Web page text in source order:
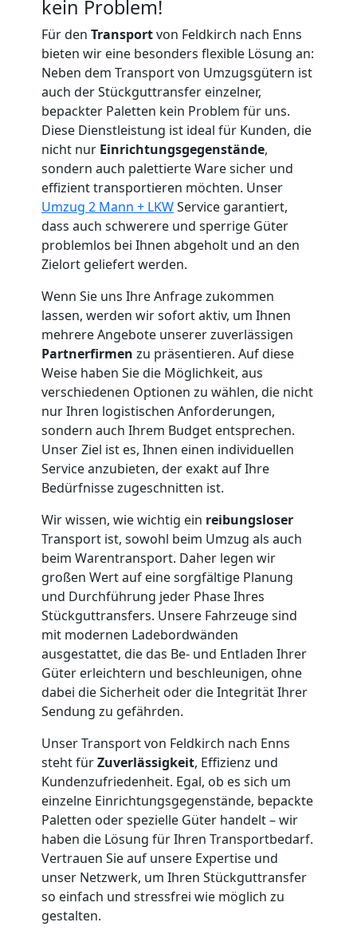
kein Problem!
Für den Transportvon Feldkirch nach Enns
bieten wir eine besonders flexible Lösung an:
Neben dem Transport von Umzugsgütern ist
auch der Stückguttransfer einzelner,
bepackter Paletten kein Problem für uns.
Diese Dienstleistung ist ideal für Kunden, die
nicht nur Einrichtungsgegenstände,
sondern auch palettierte Ware sicher und
effizient transportieren möchten. Unser
Umzug 2 Mann + LKWService garantiert,
dass auch schwerere und sperrige Güter
problemlos bei Ihnen abgeholt und an den
Zielort geliefert werden.
Wenn Sie uns Ihre Anfrage zukommen
lassen, werden wir sofort aktiv, um Ihnen
mehrere Angebote unserer zuverlässigen
Partnerfirmen zu präsentieren. Auf diese
Weise haben Sie die Möglichkeit, aus
verschiedenen Optionen zu wählen, die nicht
nur Ihren logistischen Anforderungen,
sondern auch Ihrem Budget entsprechen.
Unser Ziel ist es, Ihnen einen individuellen
Service anzubieten, der exakt auf Ihre
Bedürfnisse zugeschnitten ist.
Wir wissen, wie wichtig ein reibungsloser
Transport ist, sowohl beim Umzug als auch
beim Warentransport. Daher legen wir
großen Wert auf eine sorgfältige Planung
und Durchführung jeder Phase Ihres
Stückguttransfers. Unsere Fahrzeuge sind
mit modernen Ladebordwänden
ausgestattet, die das Be- und Entladen Ihrer
Güter erleichtern und beschleunigen, ohne
dabei die Sicherheit oder die Integrität Ihrer
Sendung zu gefährden.
Unser Transport von Feldkirch nach Enns
steht fürZuverlässigkeit, Effizienz und
Kundenzufriedenheit. Egal, ob es sich um
einzelne Einrichtungsgegenstände, bepackte
Paletten oder spezielle Güter handelt – wir
haben die Lösung für Ihren Transportbedarf.
Vertrauen Sie auf unsere Expertise und
unser Netzwerk, um Ihren Stückguttransfer
so einfach und stressfrei wie möglich zu
gestalten.
Feldkirch
Tragehilfe
Feldkirch
Kleiner
Umzug
Feldkirch
Küchenumzug
Feldkirch
Umzug
und
Lagerung
Feldkirch
Full-
Service-
Umzug
Feldkirch
Qualitäts-
Umzüge
Feldkirch
Vereinsumzug